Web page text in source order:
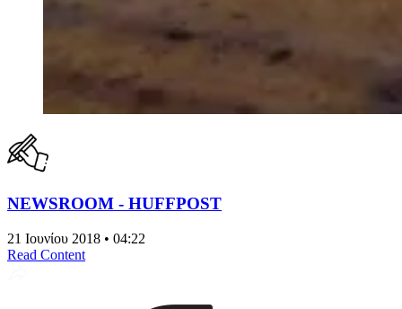
NEWSROOM - HUFFPOST
21 Ιουνίου 2018 • 04:22
Read Content